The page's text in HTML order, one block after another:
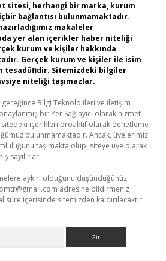
sitesi, herhangi bir marka, kurum
bağlantısı bulunmamaktadır.
makaleler
yer alan içerikler haber niteliği
kurum ve kişiler hakkında
Gerçek kurum ve kişiler ile isim
tesadüfidir. Sitemizdeki bilgiler
niteliği taşımazlar.
gereğince Bilgi Teknolojileri ve İletişim
bir Yer Sağlayıcı olarak hizmet
içerikleri proaktif olarak denetleme
bulunmamaktadır. Ancak, üyelerimiz
taşımakta olup, siteye üye olarak
sayılırlar.
aykırı olduğunu düşündüğünüz
adresine bildirmeniz
süre içerisinde sitemizden kaldırılacaktır.